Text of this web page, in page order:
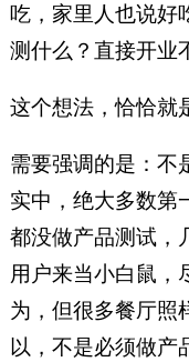
吃，家里人也说好
测什么？直接开业
这个想法，恰恰就
需要强调的是：不
实中，绝大多数第
都没做产品测试，
用户来当小白鼠，
为，但很多餐厅照
以，不是必须做产